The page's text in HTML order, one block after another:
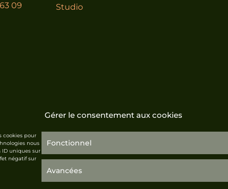
Gérer le consentement aux cookies
cookies pour
nous
ID uniques sur
négatif sur
Fonctionnel
Avancées
09
Studio